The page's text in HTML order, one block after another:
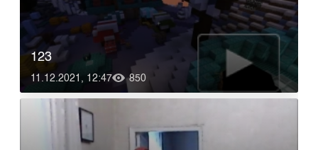
11.12.2021, 12:47 850
123